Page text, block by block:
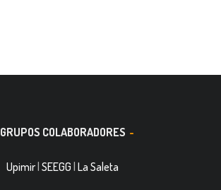
GRUPOS COLABORADORES
Upimir |SEEGG |La Saleta